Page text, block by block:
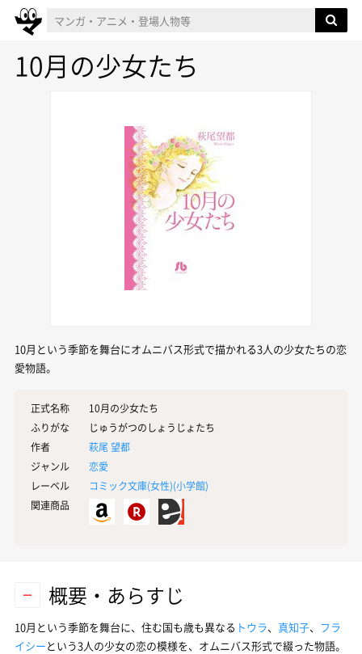
10月の少女たち
10月という季節を舞台にオムニバス形式で描かれる3人の少女たちの恋
愛物語。
正式名称
10月の少女たち
ふりがな
じゅうがつのしょうじょたち
作者
萩尾 望都
ジャンル
恋愛
レーベル
コミック文庫(女性)(小学館)
関連商品
概要・あらすじ
10月という季節を舞台に、住む国も歳も異なる トウラ、 真知子、 フラ
イシーという3人の少女の恋の模様を、オムニバス形式で綴った物語。